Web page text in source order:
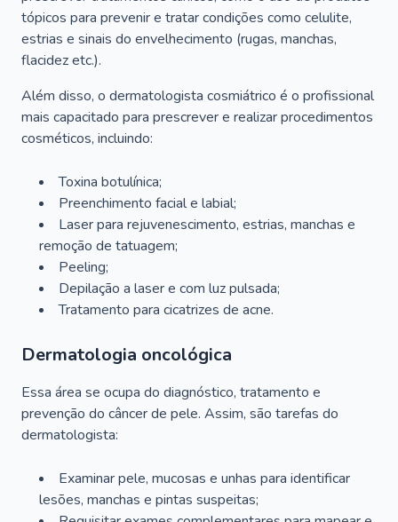
tópicos para prevenir e tratar condições como celulite,
estrias e sinais do envelhecimento (rugas, manchas,
flacidez etc.).
Além disso, o dermatologista cosmiátrico é o profissional
mais capacitado para prescrever e realizar procedimentos
cosméticos, incluindo:
Toxina botulínica;
Preenchimento facial e labial;
Laser para rejuvenescimento, estrias, manchas e
remoção de tatuagem;
Peeling;
Depilação a laser e com luz pulsada;
Tratamento para cicatrizes de acne.
Dermatologia oncológica
Essa área se ocupa do diagnóstico, tratamento e
prevenção do câncer de pele. Assim, são tarefas do
dermatologista:
Examinar pele, mucosas e unhas para identificar
lesões, manchas e pintas suspeitas;